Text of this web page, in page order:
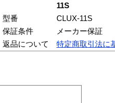
11S
型番
CLUX-11S
保証条件
メーカー保証
返品について
特定商取引法に